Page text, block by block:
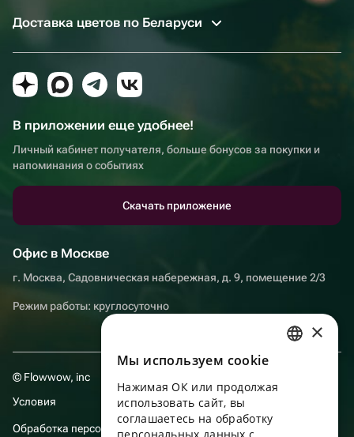
Доставка цветов по Беларуси
В приложении еще удобнее!
Личный кабинет получателя, больше бонусов за покупки и
напоминания о событиях
Скачать приложение
Офис в Москве
г. Москва, Садовническая набережная, д. 9, помещение 2/3
Режим работы: круглосуточно
© Flowwow, inc
Условия
Обработка персональных данных
ENGLISH
UKRAINIAN
×
Мы используем сookie
Нажимая ОК или продолжая
использовать сайт, вы
соглашаетесь на обработку